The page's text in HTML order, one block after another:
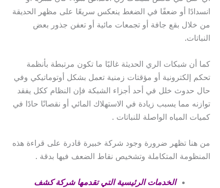
انسدادًا أو ضعفًا في الضغط ينعكس سريعًا على مظهر الحديقة
من خلال بقع جافة أو تجمعات مائية أو تعفن جذور بعض
النباتات.
كما أن شبكات الري الحديثة غالبًا ما تكون مرتبطة بأنظمة
تحكم إلكترونية أو مؤقتات زمنية تعمل بشكل أوتوماتيكي وفي
حال حدوث خلل في أحد أجزاء الشبكة فإن النظام ككل يفقد
توازنه مما يسبب زيادة في الاستهلاك المائي أو نقصانًا حادًا في
كميات المياه الواصلة للنباتات .
من هنا تظهر ضرورة وجود شركة خبيرة قادرة على قراءة هذه
المنظومة المتكاملة وتشخيص نقاط الضعف فيها بدقة .
الخدمات الرئيسية التي تقدمها شركة كشف